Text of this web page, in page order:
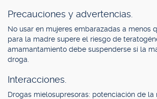
Precauciones y advertencias.
No usar en mujeres embarazadas a menos
para la madre supere el riesgo de
amamantamiento debe suspenderse si la
droga.
Interacciones.
Drogas mielosupresoras: potenciación de la